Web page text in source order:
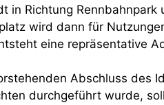
in Richtung
wird dann für
eine repräsentative
Abschluss des
durchgeführt wurde,